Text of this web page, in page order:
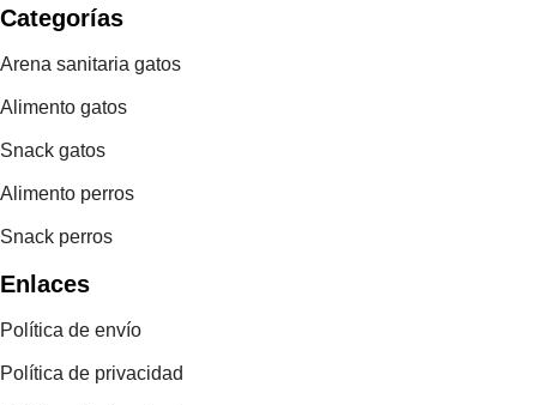
Categorías
Arena sanitaria gatos
Alimento gatos
Snack gatos
Alimento perros
Snack perros
Enlaces
Política de envío
Política de privacidad